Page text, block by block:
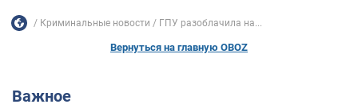
Криминальные новости ГПУ разоблачила на...
Вернуться на главную OBOZ
Важное